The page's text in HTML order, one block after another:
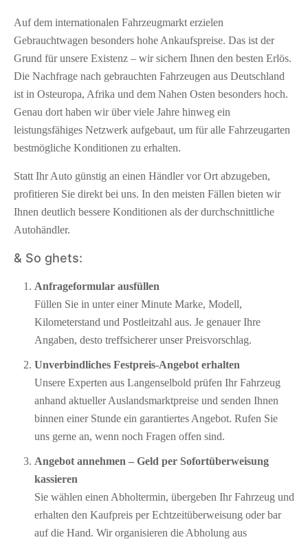
Auf dem internationalen Fahrzeugmarkt erzielen
Gebrauchtwagen besonders hohe Ankaufspreise. Das ist der
Grund für unsere Existenz – wir sichern Ihnen den besten Erlös.
Die Nachfrage nach gebrauchten Fahrzeugen aus Deutschland
ist in Osteuropa, Afrika und dem Nahen Osten besonders hoch.
Genau dort haben wir über viele Jahre hinweg ein
leistungsfähiges Netzwerk aufgebaut, um für alle Fahrzeugarten
bestmögliche Konditionen zu erhalten.
Statt Ihr Auto günstig an einen Händler vor Ort abzugeben,
profitieren Sie direkt bei uns. In den meisten Fällen bieten wir
Ihnen deutlich bessere Konditionen als der durchschnittliche
Autohändler.
& So ghets:
Anfrageformular ausfüllen
Füllen Sie in unter einer Minute Marke, Modell,
Kilometerstand und Postleitzahl aus. Je genauer Ihre
Angaben, desto treffsicherer unser Preisvorschlag.
Unverbindliches Festpreis-Angebot erhalten
Unsere Experten aus Langenselbold prüfen Ihr Fahrzeug
anhand aktueller Auslandsmarktpreise und senden Ihnen
binnen einer Stunde ein garantiertes Angebot. Rufen Sie
uns gerne an, wenn noch Fragen offen sind.
Angebot annehmen – Geld per Sofort­überweisung
kassieren
Sie wählen einen Abholtermin, übergeben Ihr Fahrzeug und
erhalten den Kaufpreis per Echtzeitüberweisung oder bar
auf die Hand. Wir organisieren die Abholung aus